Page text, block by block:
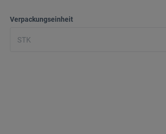
Verpackungseinheit